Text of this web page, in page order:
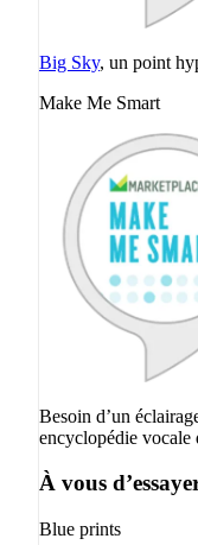
Big Sky, un point
Make Me Smart
Besoin d’un
encyclopédie vocale
À vous
Blue prints